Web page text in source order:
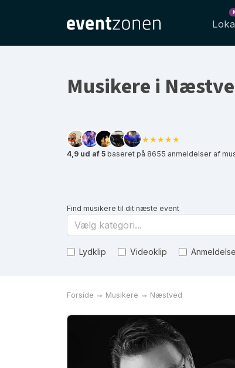
Musikere i
★★★★★
4,9 ud af 5 baseret på 8655 anmeldelser af
Find musikere til dit næste event
Vælg kategori...
Lydklip Videoklip
Forside Musikere Næstved